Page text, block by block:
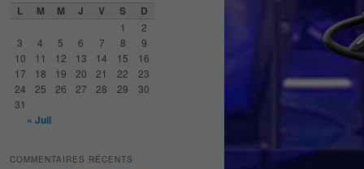
L M M J V S D
1
2
3
4 5 6 7 8
9
10
11 12 13 14 15
16
17
18 19 20 21 22
23
24
25 26 27 28 29
30
31
« Juil
COMMENTAIRES RÉCENTS